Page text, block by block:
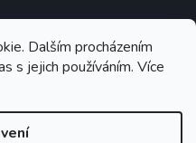
Dalším procházením
s jejich používáním. Více
práva vyhrazena. Upravit
implementoval
.